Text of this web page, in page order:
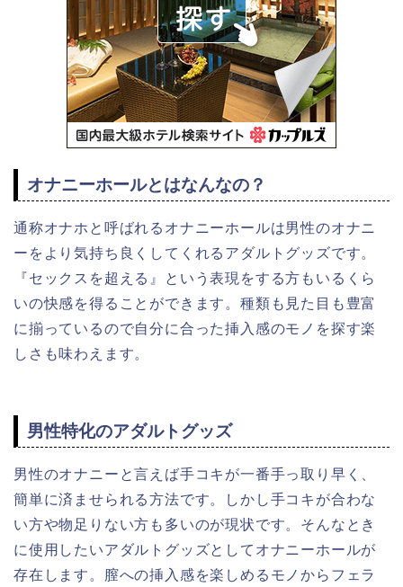
オナニーホールとはなんなの？
通称オナホと呼ばれるオナニーホールは男性のオナニ
ーをより気持ち良くしてくれるアダルトグッズです。
『セックスを超える』という表現をする方もいるくら
いの快感を得ることができます。種類も見た目も豊富
に揃っているので自分に合った挿入感のモノを探す楽
しさも味わえます。
男性特化のアダルトグッズ
男性のオナニーと言えば手コキが一番手っ取り早く、
簡単に済ませられる方法です。しかし手コキが合わな
い方や物足りない方も多いのが現状です。そんなとき
に使用したいアダルトグッズとしてオナニーホールが
存在します。膣への挿入感を楽しめるモノからフェラ